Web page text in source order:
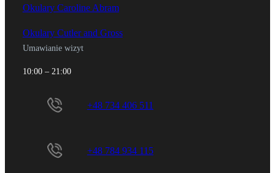
Okulary Caroline Abram
Okulary Cutler and Gross
Umawianie wizyt
10:00 – 21:00
+48 734 406 511
+48 784 934 115